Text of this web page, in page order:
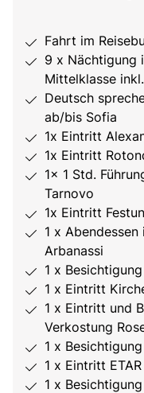
Fahrt im
9 x Nächtigung
Mittelklasse
Deutsch
ab/bis Sofia
1x Eintritt
1x Eintritt
1x 1 Std.
Tarnovo
1x Eintritt
1 x
Arbanassi
1 x
1 x Eintritt
1 x Eintritt und
Verkostung
1 x
1 x Eintritt
1 x